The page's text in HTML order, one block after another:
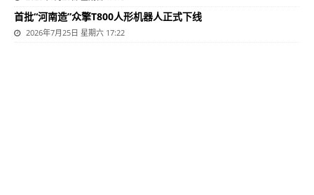
首批“河南造”众擎T800人形机器人正式下线
2026年7月25日 星期六 17:22